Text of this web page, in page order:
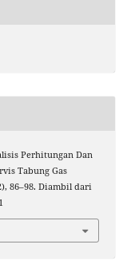
Perhitungan Dan
Tabung Gas
86–98. Diambil dari